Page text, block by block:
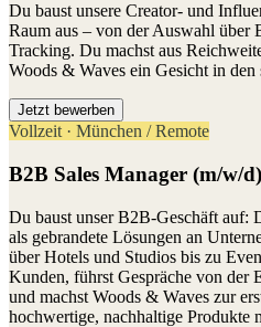
Du baust unsere Creator- und
Raum aus – von der Auswahl über
Tracking. Du machst aus
Woods & Waves ein Gesicht in den
Jetzt bewerben
Vollzeit · München / Remote
B2B Sales Manager (m/w/d)
Du baust unser B2B-Geschäft auf:
als gebrandete Lösungen an
über Hotels und Studios bis zu
Kunden, führst Gespräche von der
und machst Woods & Waves zur
hochwertige, nachhaltige Produkte